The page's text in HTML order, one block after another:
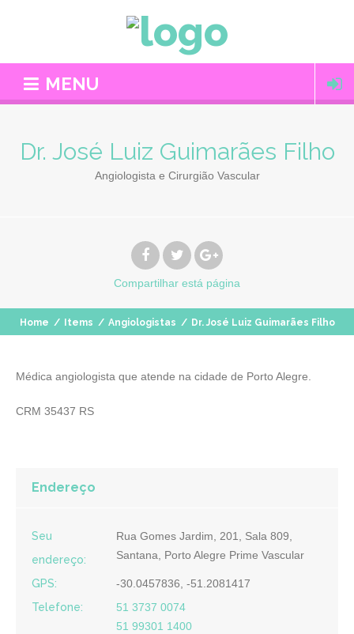
MENU
Dr. José Luiz Guimarães Filho
Angiologista e Cirurgião Vascular
Compartilhar está página
Home / Items / Angiologistas / Dr. José Luiz Guimarães Filho
Médica angiologista que atende na cidade de Porto Alegre.
CRM 35437 RS
Endereço
Seu
endereço:
Rua Gomes Jardim, 201, Sala 809,
Santana, Porto Alegre Prime Vascular
GPS:
-30.0457836, -51.2081417
Telefone:
51 3737 0074
51 99301 1400